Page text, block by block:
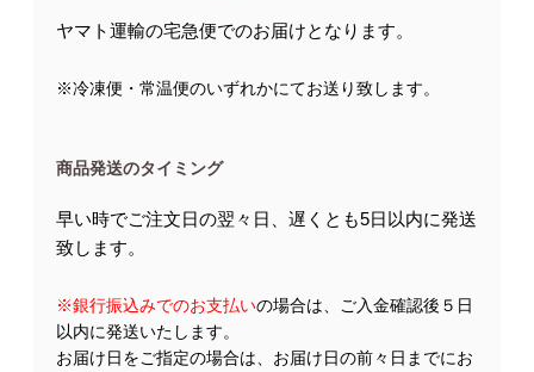
ヤマト運輸の宅急便でのお届けとなります。
※冷凍便・常温便のいずれかにてお送り致します。
商品発送のタイミング
早い時でご注文日の翌々日、遅くとも5日以内に発送
致します。
※銀行振込みでのお支払いの場合は、ご入金確認後５日
以内に発送いたします。
お届け日をご指定の場合は、お届け日の前々日までにお